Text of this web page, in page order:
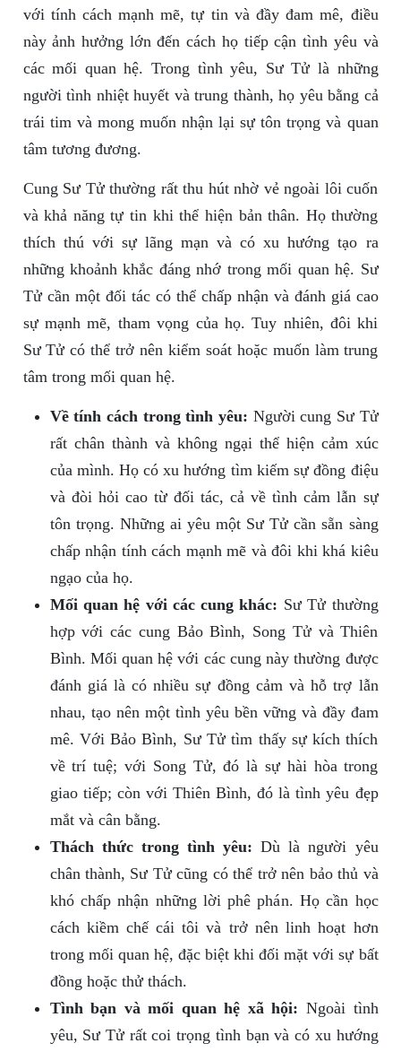
với tính cách mạnh mẽ, tự tin và đầy đam mê, điều
này ảnh hưởng lớn đến cách họ tiếp cận tình yêu và
các mối quan hệ. Trong tình yêu, Sư Tử là những
người tình nhiệt huyết và trung thành, họ yêu bằng cả
trái tim và mong muốn nhận lại sự tôn trọng và quan
tâm tương đương.
Cung Sư Tử thường rất thu hút nhờ vẻ ngoài lôi cuốn
và khả năng tự tin khi thể hiện bản thân. Họ thường
thích thú với sự lãng mạn và có xu hướng tạo ra
những khoảnh khắc đáng nhớ trong mối quan hệ. Sư
Tử cần một đối tác có thể chấp nhận và đánh giá cao
sự mạnh mẽ, tham vọng của họ. Tuy nhiên, đôi khi
Sư Tử có thể trở nên kiểm soát hoặc muốn làm trung
tâm trong mối quan hệ.
Về tính cách trong tình yêu: Người cung Sư Tử
rất chân thành và không ngại thể hiện cảm xúc
của mình. Họ có xu hướng tìm kiếm sự đồng điệu
và đòi hỏi cao từ đối tác, cả về tình cảm lẫn sự
tôn trọng. Những ai yêu một Sư Tử cần sẵn sàng
chấp nhận tính cách mạnh mẽ và đôi khi khá kiêu
ngạo của họ.
Mối quan hệ với các cung khác: Sư Tử thường
hợp với các cung Bảo Bình, Song Tử và Thiên
Bình. Mối quan hệ với các cung này thường được
đánh giá là có nhiều sự đồng cảm và hỗ trợ lẫn
nhau, tạo nên một tình yêu bền vững và đầy đam
mê. Với Bảo Bình, Sư Tử tìm thấy sự kích thích
về trí tuệ; với Song Tử, đó là sự hài hòa trong
giao tiếp; còn với Thiên Bình, đó là tình yêu đẹp
mắt và cân bằng.
Thách thức trong tình yêu: Dù là người yêu
chân thành, Sư Tử cũng có thể trở nên bảo thủ và
khó chấp nhận những lời phê phán. Họ cần học
cách kiềm chế cái tôi và trở nên linh hoạt hơn
trong mối quan hệ, đặc biệt khi đối mặt với sự bất
đồng hoặc thử thách.
Tình bạn và mối quan hệ xã hội: Ngoài tình
yêu, Sư Tử rất coi trọng tình bạn và có xu hướng